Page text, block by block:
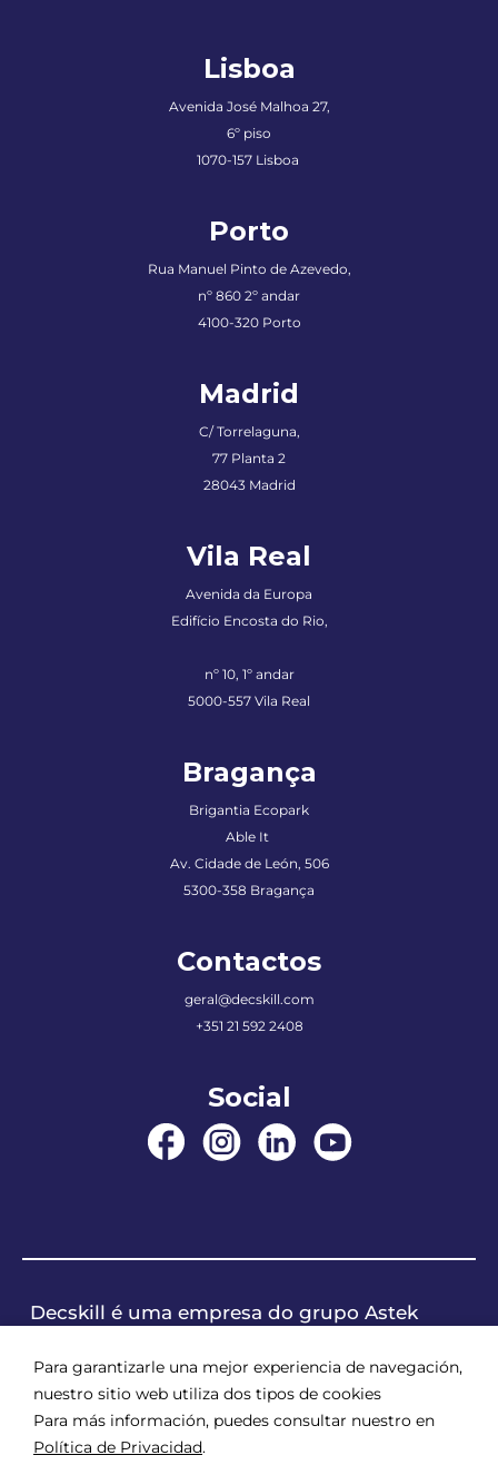
Lisboa
Avenida José Malhoa 27,
6º piso
1070-157 Lisboa
Porto
Rua Manuel Pinto de Azevedo,
nº 860 2º andar
4100-320 Porto
Madrid
C/ Torrelaguna,
77 Planta 2
28043 Madrid
Vila Real
Avenida da Europa
Edifício Encosta do Rio,
nº 10, 1º andar
5000-557 Vila Real
Bragança
Brigantia Ecopark
Able It
Av. Cidade de León, 506
5300-358 Bragança
Contactos
geral@decskill.com
+351 21 592 2408
Social
Decskill é uma empresa do grupo Astek
Para garantizarle una mejor experiencia de navegación,
nuestro sitio web utiliza dos tipos de cookies
Para más información, puedes consultar nuestro en
Política de Privacidad.